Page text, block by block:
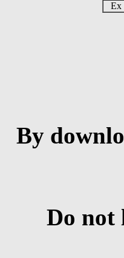
Ex
By
Do not